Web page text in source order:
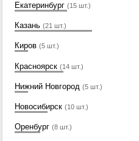
Екатеринбург (15 шт.)
Казань (21 шт.)
Киров (5 шт.)
Красноярск (14 шт.)
Нижний Новгород (5 шт.)
Новосибирск (10 шт.)
Оренбург (8 шт.)